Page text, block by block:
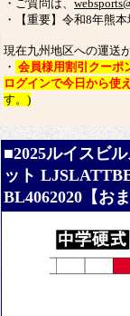
・ご質問は、
・【重要】令和8年熊
現在九州地区への運送
・ 会員様用割引クーポ
ログインで今日から使
す。)
■2025ルイスビ
ット
BL4062020【お